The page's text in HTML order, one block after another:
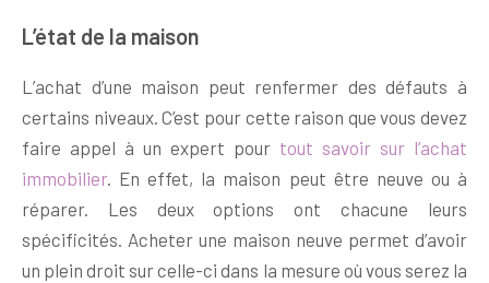
L’état de la maison
L’achat d’une maison peut renfermer des défauts à
certains niveaux. C’est pour cette raison que vous devez
faire appel à un expert pour tout savoir sur l’achat
immobilier. En effet, la maison peut être neuve ou à
réparer. Les deux options ont chacune leurs
spécificités. Acheter une maison neuve permet d’avoir
un plein droit sur celle-ci dans la mesure où vous serez la